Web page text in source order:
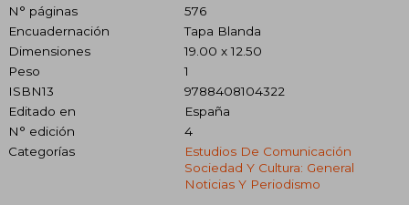
N° páginas
576
Encuadernación
Tapa Blanda
Dimensiones
19.00 x 12.50
Peso
1
ISBN13
9788408104322
Editado en
España
N° edición
4
Categorías
Estudios De Comunicación
Sociedad Y Cultura: General
Noticias Y Periodismo